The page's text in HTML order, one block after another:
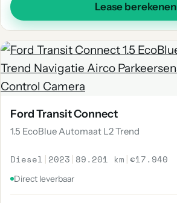
Lease berekenen
Ford Transit Connect
1.5 EcoBlue Automaat L2 Trend
Diesel | 2023 | 89.201 km |€17.940
Direct leverbaar